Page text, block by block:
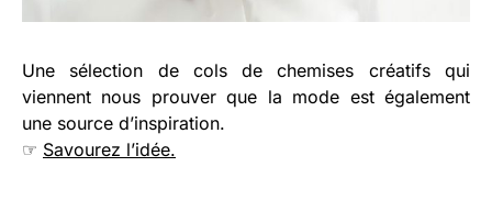
Une sélection de cols de chemises créatifs qui
viennent nous prouver que la mode est également
une source d’inspiration.
☞ Savourez l’idée.